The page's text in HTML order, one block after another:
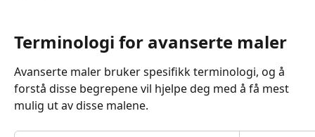
Terminologi for avanserte maler
Avanserte maler bruker spesifikk terminologi, og å
forstå disse begrepene vil hjelpe deg med å få mest
mulig ut av disse malene.